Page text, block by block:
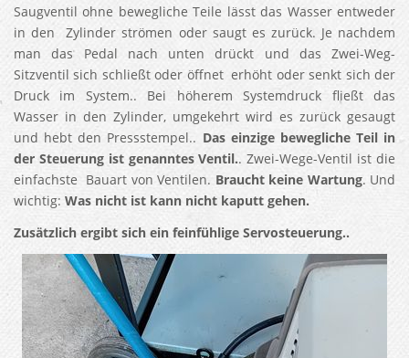
Saugventil ohne bewegliche Teile lässt das Wasser entweder
in den Zylinder strömen oder saugt es zurück. Je nachdem
man das Pedal nach unten drückt und das Zwei-Weg-
Sitzventil sich schließt oder öffnet erhöht oder senkt sich der
Druck im System.. Bei höherem Systemdruck fließt das
Wasser in den Zylinder, umgekehrt wird es zurück gesaugt
und hebt den Pressstempel.. Das einzige bewegliche Teil in
der Steuerung ist genanntes Ventil.. Zwei-Wege-Ventil ist die
einfachste Bauart von Ventilen. Braucht keine Wartung. Und
wichtig: Was nicht ist kann nicht kaputt gehen.
Zusätzlich ergibt sich ein feinfühlige Servosteuerung..